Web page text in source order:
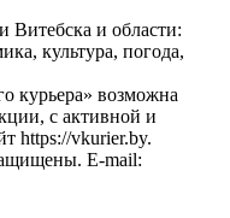
Витебска и области:
культура, погода,
курьера» возможна
с активной и
https://vkurier.by.
E-mail: